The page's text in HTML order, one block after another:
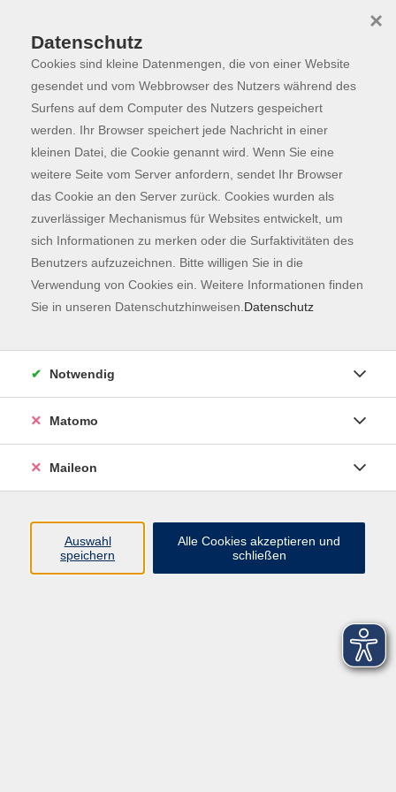
Skip to main content
Programm
Der Kurs konnte nicht gefunden werden.
Kontaktformular
Impressum
AGB
Datenschutzerklärung
Datenschutz
Cookies sind kleine Datenmengen, die von einer Website
gesendet und vom Webbrowser des Nutzers während des
Surfens auf dem Computer des Nutzers gespeichert
werden. Ihr Browser speichert jede Nachricht in einer
kleinen Datei, die Cookie genannt wird. Wenn Sie eine
weitere Seite vom Server anfordern, sendet Ihr Browser
das Cookie an den Server zurück. Cookies wurden als
zuverlässiger Mechanismus für Websites entwickelt, um
sich Informationen zu merken oder die Surfaktivitäten des
Benutzers aufzuzeichnen. Bitte willigen Sie in die
Verwendung von Cookies ein. Weitere Informationen finden
Sie in unseren Datenschutzhinweisen. Datenschutz
×
Notwendig
Matomo
Maileon
Auswahl
speichern
Alle Cookies akzeptieren und
schließen